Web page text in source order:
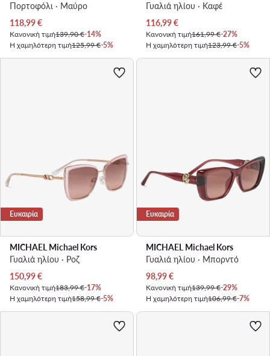
Πορτοφόλι · Μαύρο
Τρέχουσα τιμή
118,99€
Κανονική τιμή139,90 €-14%
Η χαμηλότερη τιμή125,99 €-5%
Γυαλιά ηλίου · Καφέ
Τρέχουσα τιμή
116,99€
Κανονική τιμή161,99 €-27%
Η χαμηλότερη τιμή123,99 €-5%
Ευκαιρία
MICHAEL Michael Kors
Γυαλιά ηλίου · Ροζ
Τρέχουσα τιμή
150,99€
Κανονική τιμή183,99 €-17%
Η χαμηλότερη τιμή158,99 €-5%
Ευκαιρία
MICHAEL Michael Kors
Γυαλιά ηλίου · Μπορντό
Τρέχουσα τιμή
98,99€
Κανονική τιμή139,99 €-29%
Η χαμηλότερη τιμή106,99 €-7%